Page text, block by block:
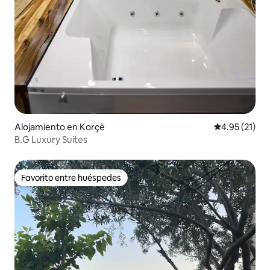
Alojamiento en Korçë Calificación
4.95 (21)
B.G Luxury Suites
Favorito entre huéspedes
Favorito entre huéspedes